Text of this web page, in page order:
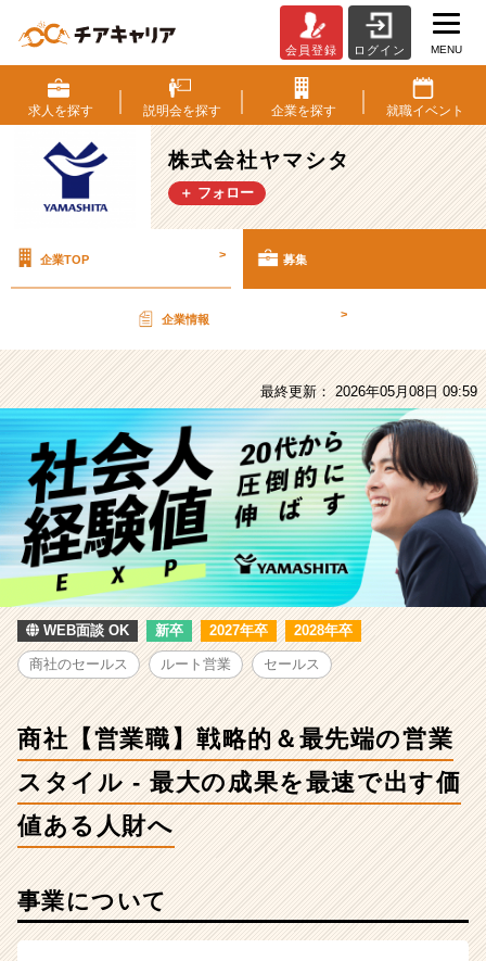
式
会
社
ヤ
マ
シ
用/
求
-
【営
業
職】
戦
略
的
＆
最
先
端
の
営
タ
イ
ル
果
会員登録 ログイン MENU
求人を探す 説明会を探す 企業を探す 就職イベント
株式会社ヤマシタ
＋ フォロー
企業TOP > 募集
企業情報 >
最終更新： 2026年05月08日 09:59
WEB面談 OK 新卒 2027年卒 2028年卒
商社のセールス ルート営業 セールス
商社【営業職】戦略的＆最先端の営業
スタイル - 最大の成果を最速で出す価
値ある人財へ
事業について